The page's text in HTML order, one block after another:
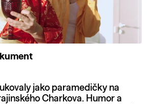
jako paramedičky na
Charkova. Humor a